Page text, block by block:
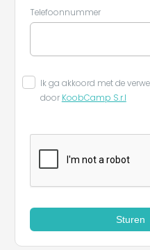
Telefoonnummer
Ik ga akkoord met de
door KoobCamp S.r.l
Sturen